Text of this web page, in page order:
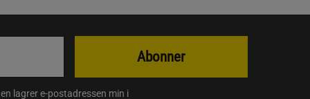
lagrer e-postadressen min i
Abonner